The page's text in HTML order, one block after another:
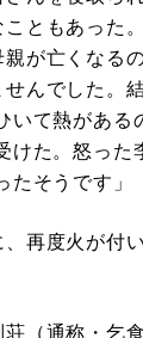
ともあった
親が亡くなる
んでした。
いて熱がある
けた。怒った
たそうです」
再度火が付
荘（通称・乞